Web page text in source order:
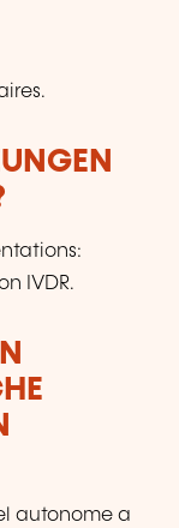
IVDR.
autonome a